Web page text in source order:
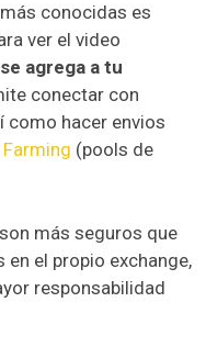
conocidas es
ver el video
agrega a tu
conectar con
como hacer envios
(pools de
más seguros que
el propio exchange,
responsabilidad